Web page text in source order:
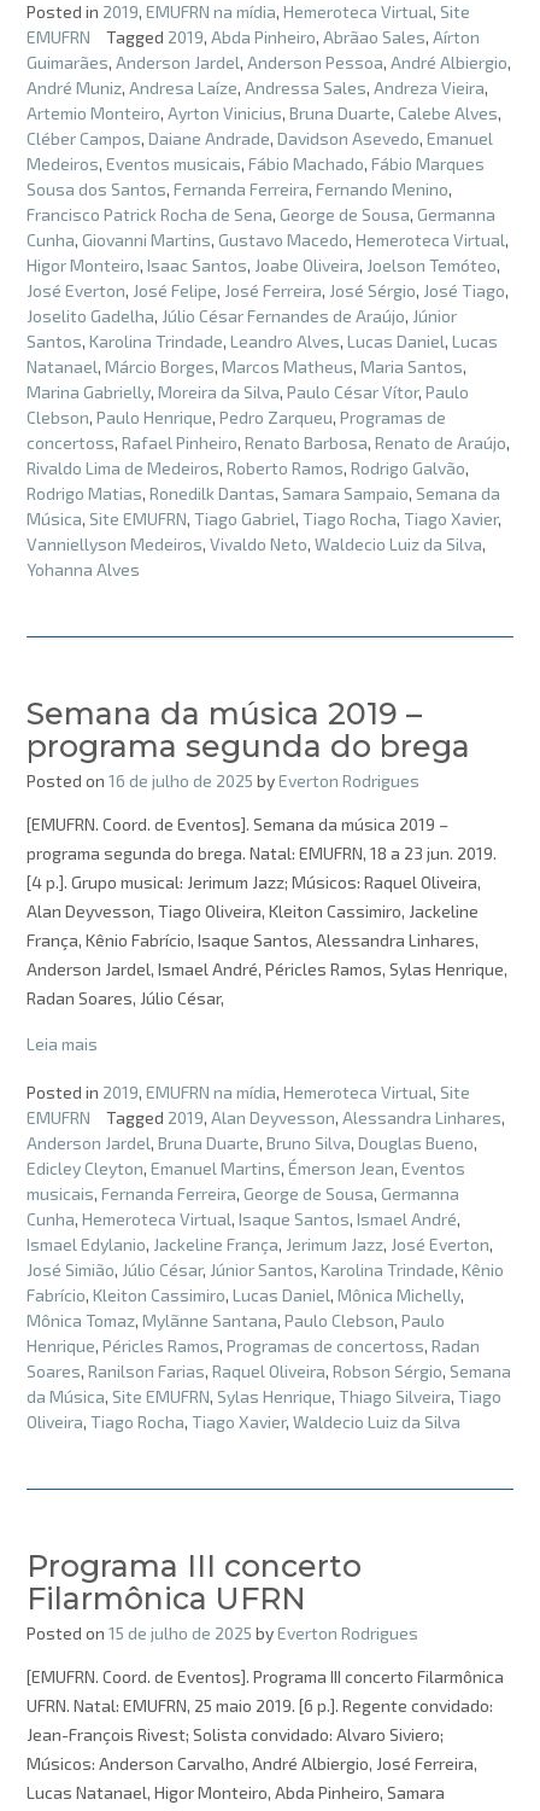
Posted in 2019, EMUFRN na mídia, Hemeroteca Virtual, Site
EMUFRN
Tagged 2019, Abda Pinheiro, Abrãao Sales, Aírton
Guimarães, Anderson Jardel, Anderson Pessoa, André Albiergio,
André Muniz, Andresa Laíze, Andressa Sales, Andreza Vieira,
Artemio Monteiro, Ayrton Vinicius, Bruna Duarte, Calebe Alves,
Cléber Campos, Daiane Andrade, Davidson Asevedo, Emanuel
Medeiros, Eventos musicais, Fábio Machado, Fábio Marques
Sousa dos Santos, Fernanda Ferreira, Fernando Menino,
Francisco Patrick Rocha de Sena, George de Sousa, Germanna
Cunha, Giovanni Martins, Gustavo Macedo, Hemeroteca Virtual,
Higor Monteiro, Isaac Santos, Joabe Oliveira, Joelson Temóteo,
José Everton, José Felipe, José Ferreira, José Sérgio, José Tiago,
Joselito Gadelha, Júlio César Fernandes de Araújo, Júnior
Santos, Karolina Trindade, Leandro Alves, Lucas Daniel, Lucas
Natanael, Márcio Borges, Marcos Matheus, Maria Santos,
Marina Gabrielly, Moreira da Silva, Paulo César Vítor, Paulo
Clebson, Paulo Henrique, Pedro Zarqueu, Programas de
concertoss, Rafael Pinheiro, Renato Barbosa, Renato de Araújo,
Rivaldo Lima de Medeiros, Roberto Ramos, Rodrigo Galvão,
Rodrigo Matias, Ronedilk Dantas, Samara Sampaio, Semana da
Música, Site EMUFRN, Tiago Gabriel, Tiago Rocha, Tiago Xavier,
Vanniellyson Medeiros, Vivaldo Neto, Waldecio Luiz da Silva,
Yohanna Alves
Semana da música 2019 –
programa segunda do brega
Posted on 16 de julho de 2025 byEverton Rodrigues
[EMUFRN. Coord. de Eventos]. Semana da música 2019 –
programa segunda do brega. Natal: EMUFRN, 18 a 23 jun. 2019.
[4 p.]. Grupo musical: Jerimum Jazz; Músicos: Raquel Oliveira,
Alan Deyvesson, Tiago Oliveira, Kleiton Cassimiro, Jackeline
França, Kênio Fabrício, Isaque Santos, Alessandra Linhares,
Anderson Jardel, Ismael André, Péricles Ramos, Sylas Henrique,
Radan Soares, Júlio César,
Leia mais
Posted in 2019, EMUFRN na mídia, Hemeroteca Virtual, Site
EMUFRN
Tagged 2019, Alan Deyvesson, Alessandra Linhares,
Anderson Jardel, Bruna Duarte, Bruno Silva, Douglas Bueno,
Edicley Cleyton, Emanuel Martins, Émerson Jean, Eventos
musicais, Fernanda Ferreira, George de Sousa, Germanna
Cunha, Hemeroteca Virtual, Isaque Santos, Ismael André,
Ismael Edylanio, Jackeline França, Jerimum Jazz, José Everton,
José Simião, Júlio César, Júnior Santos, Karolina Trindade, Kênio
Fabrício, Kleiton Cassimiro, Lucas Daniel, Mônica Michelly,
Mônica Tomaz, Mylãnne Santana, Paulo Clebson, Paulo
Henrique, Péricles Ramos, Programas de concertoss, Radan
Soares, Ranilson Farias, Raquel Oliveira, Robson Sérgio, Semana
da Música, Site EMUFRN, Sylas Henrique, Thiago Silveira, Tiago
Oliveira, Tiago Rocha, Tiago Xavier, Waldecio Luiz da Silva
Programa III concerto
Filarmônica UFRN
Posted on 15 de julho de 2025 byEverton Rodrigues
[EMUFRN. Coord. de Eventos]. Programa III concerto Filarmônica
UFRN. Natal: EMUFRN, 25 maio 2019. [6 p.]. Regente convidado:
Jean-François Rivest; Solista convidado: Alvaro Siviero;
Músicos: Anderson Carvalho, André Albiergio, José Ferreira,
Lucas Natanael, Higor Monteiro, Abda Pinheiro, Samara